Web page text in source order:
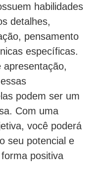
habilidades
detalhes,
pensamento
específicas.
podem ser um
Com uma
você poderá
seu potencial e
positiva